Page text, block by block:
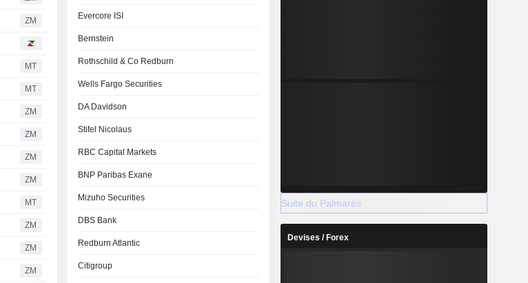
ZM
MT
MT
ZM
ZM
ZM
ZM
MT
ZM
ZM
ZM
Evercore ISI
Bernstein
Rothschild & Co Redburn
Wells Fargo Securities
DA Davidson
Stifel Nicolaus
RBC Capital Markets
BNP Paribas Exane
Mizuho Securities
DBS Bank
Redburn Atlantic
Citigroup
Suite du Palmarès
Devises / Forex